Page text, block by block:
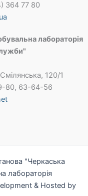
364 77 80
лабораторія
120/1
80, 63-64-56
"Черкаська
лабораторія
& Hosted by